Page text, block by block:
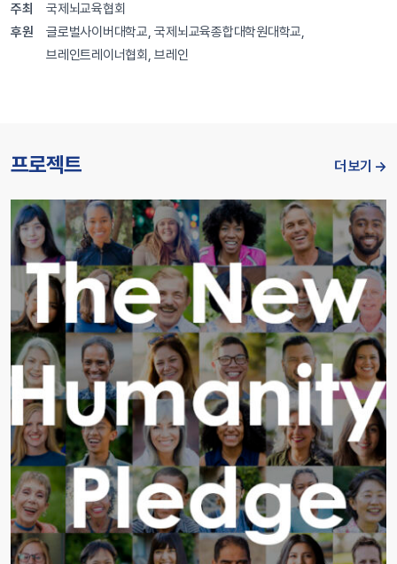
주최
국제뇌교육협회
후원
글로벌사이버대학교, 국제뇌교육종합대학원대학교,
브레인트레이너협회, 브레인
프로젝트 더 보기 →